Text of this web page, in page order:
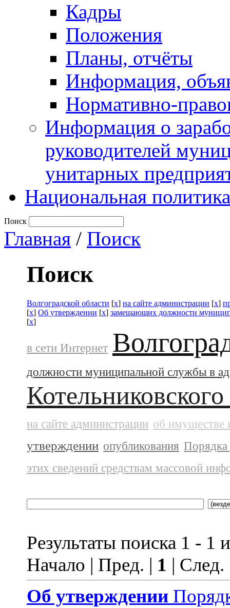
Кадры
Положения
Планы, отчёты
Информация,
Нормативно-
Информация о
руководителей
унитарных
Национальная политика
Поиск
Главная / Поиск
Поиск
Волгоградской области [x] на сайте администрации [x]
[x] Об утверждении [x] замещающих должности
[x]
в сети Интернет
должности муниципальной службы в
на сайте администрации об имуществе
утверждении опубликования Порядка
этих сведений средствам массовой
Результаты поиска 1 - 1
Начало | Пред. | 1 |
Об утверждении